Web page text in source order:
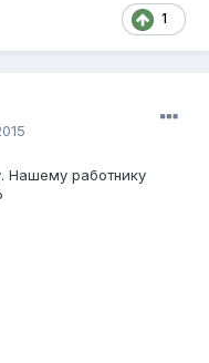
1
Нашему работнику